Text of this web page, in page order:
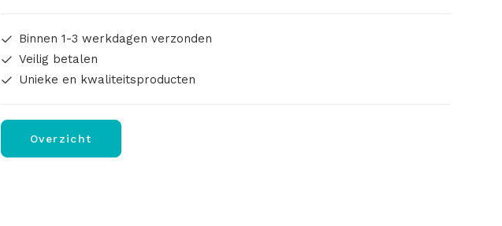
Binnen 1-3 werkdagen verzonden
Veilig betalen
Unieke en kwaliteitsproducten
Overzicht